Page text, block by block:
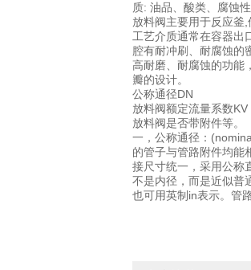
质: 油品、酸类、腐蚀
放料阀主要用于反应釜
工艺介质通常在容器出
腔有耐冲刷、耐腐蚀的
高耐磨、耐腐蚀的功能
瓣的设计。
公称通径DN
放料阀额定流量系数
放料阀是否带附件等。
一，公称通径：
的管子与管路附件均能
接尺寸统一，采用公称
不是内径，而是近似普
也可用英制in表示。管